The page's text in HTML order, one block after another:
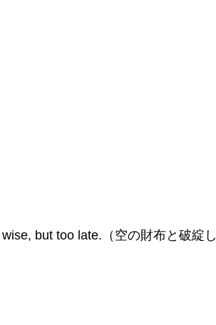
but too late.（空の財布と破綻し